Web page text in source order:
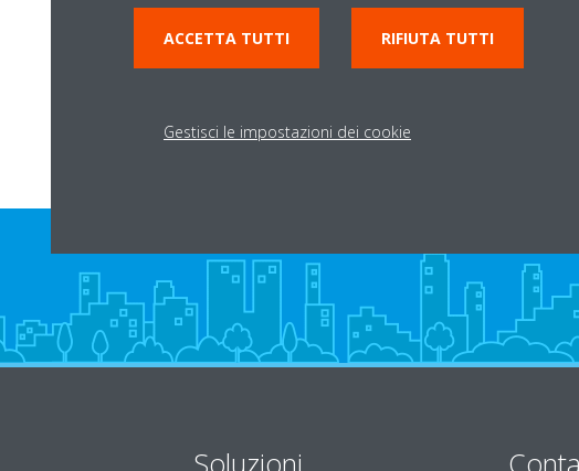
Via F.lli Cairoli, 2
20812 LIMBIATE MB
ACCETTA TUTTI RIFIUTA TUTTI
Gestisci le impostazioni dei cookie